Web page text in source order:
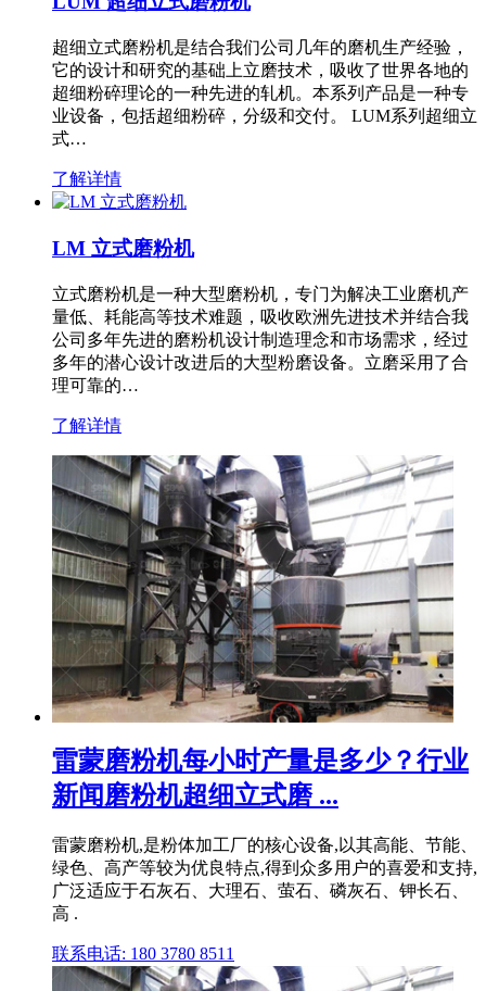
超细立式磨粉机是结合我们公司几年的磨机生产经验，
它的设计和研究的基础上立磨技术，吸收了世界各地的
超细粉碎理论的一种先进的轧机。本系列产品是一种专
业设备，包括超细粉碎，分级和交付。 LUM系列超细立
式…
了解详情
LM 立式磨粉机
立式磨粉机是一种大型磨粉机，专门为解决工业磨机产
量低、耗能高等技术难题，吸收欧洲先进技术并结合我
公司多年先进的磨粉机设计制造理念和市场需求，经过
多年的潜心设计改进后的大型粉磨设备。立磨采用了合
理可靠的…
了解详情
雷蒙磨粉机每小时产量是多少？行业
新闻磨粉机超细立式磨 ...
雷蒙磨粉机,是粉体加工厂的核心设备,以其高能、节能、
绿色、高产等较为优良特点,得到众多用户的喜爱和支持,
广泛适应于石灰石、大理石、萤石、磷灰石、钾长石、
高 .
联系电话: 180 3780 8511